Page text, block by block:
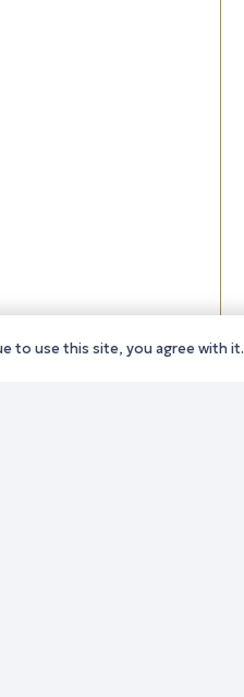
to use this site, you agree with it.